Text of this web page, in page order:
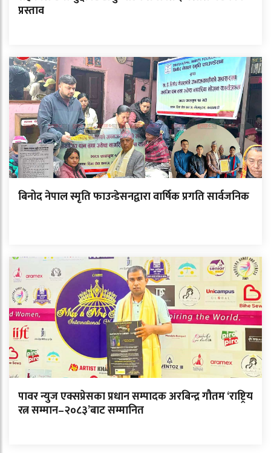
प्रस्ताव
बिनोद नेपाल स्मृति फाउन्डेसनद्वारा वार्षिक प्रगति सार्वजनिक
पावर न्युज एक्सप्रेसका प्रधान सम्पादक अरबिन्द्र गौतम ‘राष्ट्रिय
रत्न सम्मान–२०८३’बाट सम्मानित